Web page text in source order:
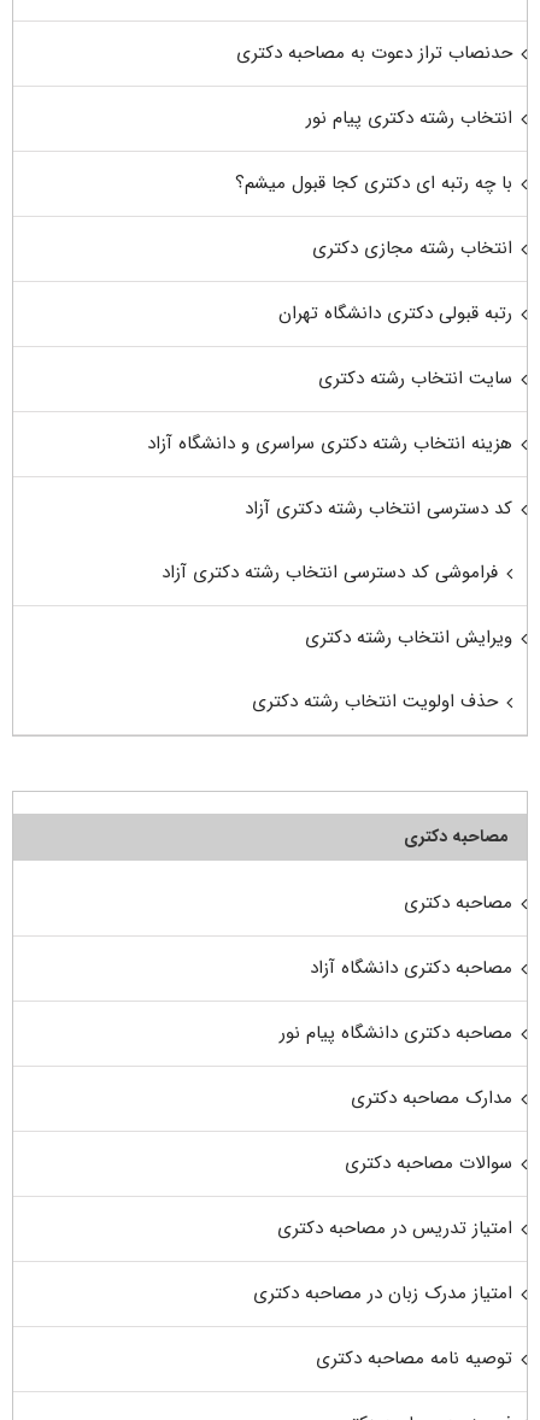
حدنصاب تراز دعوت به مصاحبه دکتری
انتخاب رشته دکتری پیام نور
با چه رتبه ای دکتری کجا قبول میشم؟
انتخاب رشته مجازی دکتری
رتبه قبولی دکتری دانشگاه تهران
سایت انتخاب رشته دکتری
هزینه انتخاب رشته دکتری سراسری و دانشگاه آزاد
کد دسترسی انتخاب رشته دکتری آزاد
فراموشی کد دسترسی انتخاب رشته دکتری آزاد
ویرایش انتخاب رشته دکتری
حذف اولویت انتخاب رشته دکتری
مصاحبه دکتری
مصاحبه دکتری
مصاحبه دکتری دانشگاه آزاد
مصاحبه دکتری دانشگاه پیام نور
مدارک مصاحبه دکتری
سوالات مصاحبه دکتری
امتیاز تدریس در مصاحبه دکتری
امتیاز مدرک زبان در مصاحبه دکتری
توصیه نامه مصاحبه دکتری